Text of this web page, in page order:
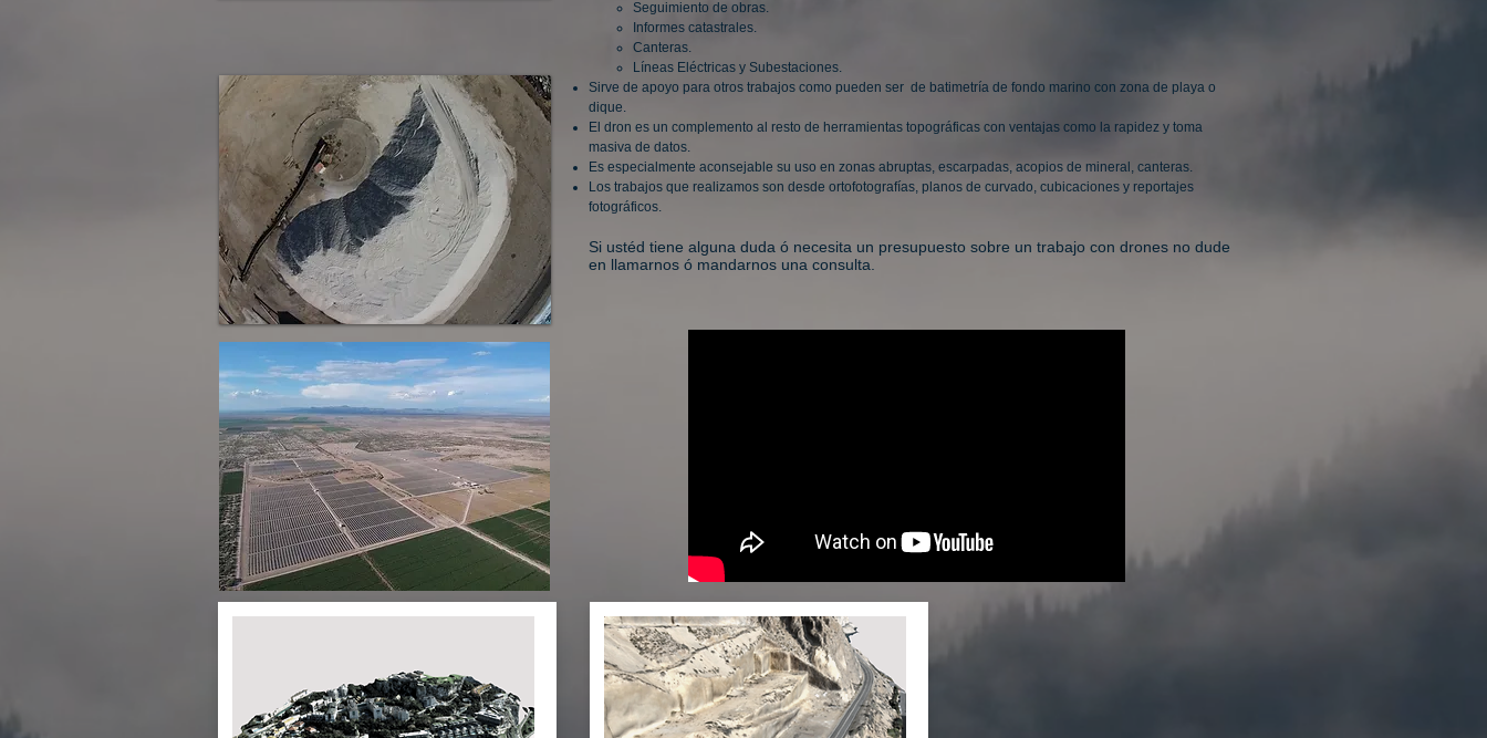
Seguimiento de obras.
Informes catastrales.
Canteras.
Líneas Eléctricas y Subestaciones.
Sirve de apoyo para otros trabajos como pueden ser de batimetría de fondo marino con zona de playa o
dique.
El dron es un complemento al resto de herramientas topográficas con ventajas como la rapidez y toma
masiva de datos.
Es especialmente aconsejable su uso en zonas abruptas, escarpadas, acopios de mineral, canteras.
Los trabajos que realizamos son desde ortofotografías, planos de curvado, cubicaciones y reportajes
fotográficos.
Si ustéd tiene alguna duda ó necesita un presupuesto sobre un trabajo con drones no dude
en llamarnos ó mandarnos una consulta.